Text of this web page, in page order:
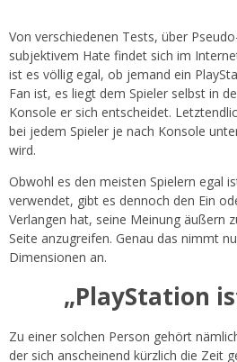
Von verschiedenen Tests, über
subjektivem Hate findet sich im
ist es völlig egal, ob jemand ein
Fan ist, es liegt dem Spieler selbst in
Konsole er sich entscheidet.
bei jedem Spieler je nach Konsole
wird.
Obwohl es den meisten Spielern egal
verwendet, gibt es dennoch den Ein
Verlangen hat, seine Meinung äußern
Seite anzugreifen. Genau das nimmt
Dimensionen an.
„PlayStation
Zu einer solchen Person gehört
der sich anscheinend kürzlich die Zeit